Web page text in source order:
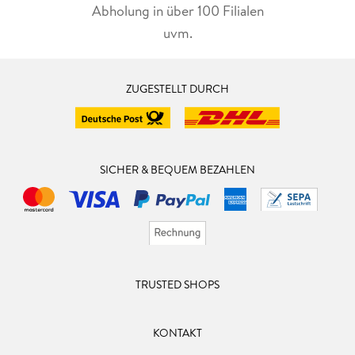
Abholung in über 100 Filialen
uvm.
ZUGESTELLT DURCH
SICHER & BEQUEM BEZAHLEN
TRUSTED SHOPS
KONTAKT